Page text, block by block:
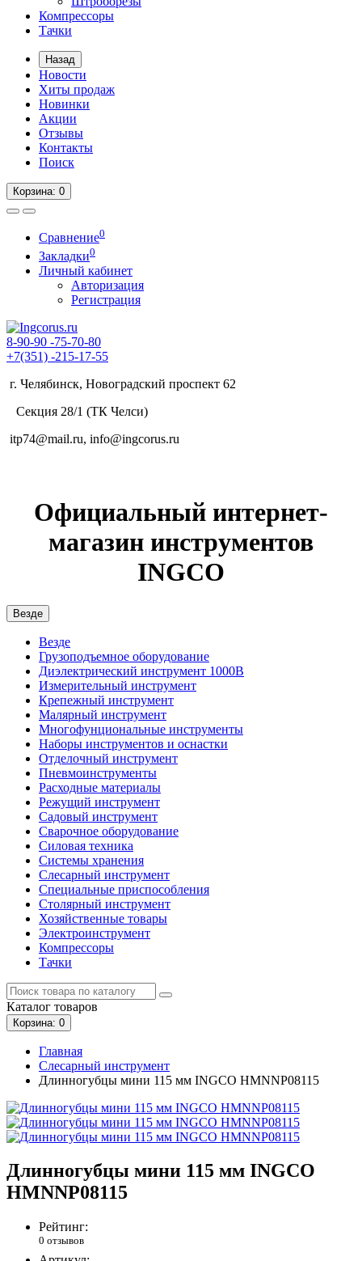
Компрессоры
Тачки
Назад
Новости
Хиты продаж
Новинки
Акции
Отзывы
Контакты
Поиск
Корзина: 0
Сравнение0
Закладки0
Личный кабинет
Авторизация
Регистрация
8-90-90 -75-70-80
+7(351) -215-17-55
г. Челябинск, Новоградский проспект 62
Секция 28/1 (ТК Челси)
itp74@mail.ru, info@ingcorus.ru
Официальный интернет-
магазин инструментов
INGCO
Везде
Везде
Грузоподъемное оборудование
Диэлектрический инструмент 1000В
Измерительный инструмент
Крепежный инструмент
Малярный инструмент
Многофунциональные инструменты
Наборы инструментов и оснастки
Отделочный инструмент
Пневмоинструменты
Расходные материалы
Режущий инструмент
Садовый инструмент
Сварочное оборудование
Силовая техника
Системы хранения
Слесарный инструмент
Специальные приспособления
Столярный инструмент
Хозяйственные товары
Электроинструмент
Компрессоры
Тачки
Каталог товаров
Корзина: 0
Главная
Слесарный инструмент
Длинногубцы мини 115 мм INGCO HMNNP08115
Длинногубцы мини 115 мм INGCO
HMNNP08115
Рейтинг:
0 отзывов